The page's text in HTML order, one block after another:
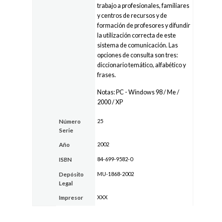
trabajo a profesionales, familiares
y centros de recursos y de
formación de profesores y difundir
la utilización correcta de este
sistema de comunicación. Las
opciones de consulta son tres:
diccionario temático, alfabético y
frases.
Notas: PC - Windows 98 / Me /
2000 / XP
Número
Serie
25
Año 2002
ISBN 84-699-9582-0
Depósito
Legal
MU-1868-2002
Impresor XXX